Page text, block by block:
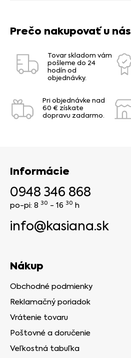
Prečo nakupovať u nás
Tovar skladom vám
pošleme do 24
hodín od
objednávky.
Pri objednávke nad
60 € získate
dopravu zadarmo.
Informácie
0948 346 868
po-pi: 8 30 - 16 30 h
info@kasiana.sk
Nákup
Obchodné podmienky
Reklamačný poriadok
Vrátenie tovaru
Poštovné a doručenie
Veľkostná tabuľka